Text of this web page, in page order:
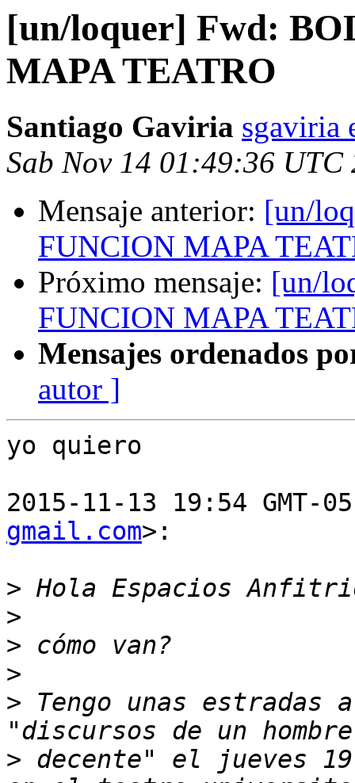
[un/loquer] Fwd:
MAPA TEATRO
Santiago Gaviria sgaviria
Sab Nov 14 01:49:36 UTC
Mensaje anterior: [un/
FUNCION MAPA
Próximo mensaje: [un/
FUNCION MAPA
Mensajes ordenados
autor ]
yo quiero
2015-11-13 19:54 GMT-
gmail.com>:
>
>
>
>
> Tengo unas estradas
> decente" el jueves